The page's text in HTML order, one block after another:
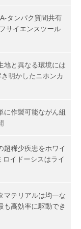
タンパク質間共有
サイエンスツール
地と異なる環境には
明かしたニホンカ
に作製可能ながん組
超稀少疾患をホワイ
ロイドーシスはライ
マテリアルは均一な
も高効率に駆動でき